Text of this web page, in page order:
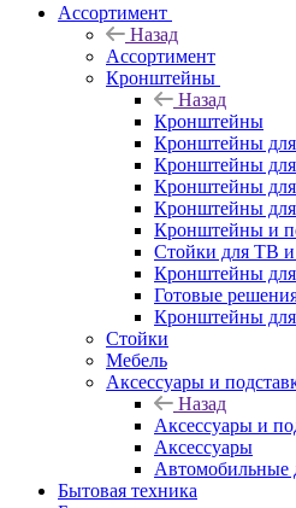
Ассортимент
Назад
Ассортимент
Кронштейны
Назад
Кронштейны
Кронштейны для
Кронштейны для
Кронштейны
Кронштейны для
Кронштейны и
Стойки для ТВ
Кронштейны
Готовые
Кронштейны для
Стойки
Мебель
Аксессуары и
Назад
Аксессуары и
Аксессуары
Автомобильные
Бытовая техника